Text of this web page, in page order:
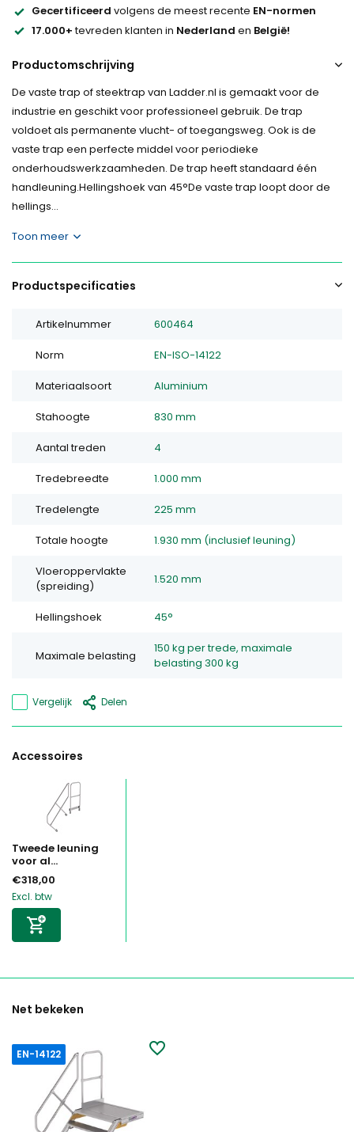
Gecertificeerd volgens de meest recente EN-normen
17.000+tevreden klanten in Nederland en België!
Productomschrijving
De vaste trap of steektrap van Ladder.nl is gemaakt voor de
industrie en geschikt voor professioneel gebruik. De trap
voldoet als permanente vlucht- of toegangsweg. Ook is de
vaste trap een perfecte middel voor periodieke
onderhoudswerkzaamheden. De trap heeft standaard één
handleuning.Hellingshoek van 45°De vaste trap loopt door de
hellings...
Toon meer
Productspecificaties
Artikelnummer 600464
Norm EN-ISO-14122
Materiaalsoort Aluminium
Stahoogte 830 mm
Aantal treden 4
Tredebreedte 1.000 mm
Tredelengte 225 mm
Totale hoogte 1.930 mm (inclusief leuning)
Vloeroppervlakte
(spreiding)
1.520 mm
Hellingshoek 45°
Maximale belasting
150 kg per trede, maximale
belasting 300 kg
Vergelijk Delen
Accessoires
Tweede leuning
voor al...
€318,00
Excl. btw
Net bekeken
EN-14122